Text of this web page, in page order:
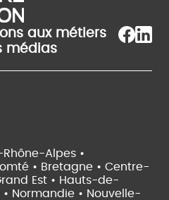
aux métiers
médias
Alpes •
• Bretagne • Centre-
Est • Hauts-de-
Normandie • Nouvelle-